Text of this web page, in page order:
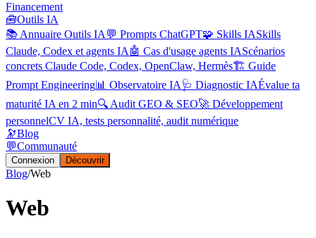
Financement
🧰Outils IA
📚 Annuaire Outils IA 💬 Prompts ChatGPT🧩 Skills IASkills
Claude, Codex et agents IA 🤖 Cas d'usage agents IAScénarios
concrets Claude Code, Codex, OpenClaw, Hermès🏗️ Guide
Prompt Engineering📊 Observatoire IA 🩺 Diagnostic IAÉvalue ta
maturité IA en 2 min🔍 Audit GEO & SEO🚀 Développement
personnelCV IA, tests personnalité, audit numérique
🔭Blog
💬Communauté
Connexion Découvrir
Blog/Web
Web